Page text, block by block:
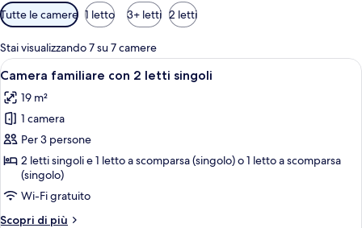
Filtri
disponibili
per
le
camere
Tutte le camere 1 letto 3+ letti 2 letti
Stai visualizzando 7 su 7 camere
Apri
tutte
le
foto
per
Camera
familiare
con
2
Una camera d'albergo con un letto,
8
Camera familiare con 2 letti singoli
19 m²
1 camera
Per 3 persone
2 letti singoli e 1 letto a scomparsa (singolo) o 1 letto a scomparsa
(singolo)
Wi-Fi gratuito
Scopri di più
Altri